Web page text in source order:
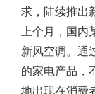
求，陆续推出
上个月，国内
新风空调。通
的家电产品，
地出现在消费